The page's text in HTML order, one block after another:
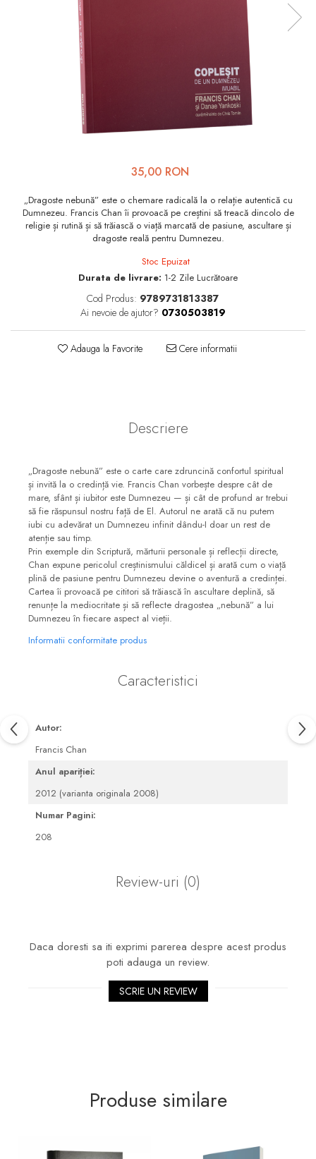
Viața de Familie
Prietenie, Logodnă și
Cărți de Colorat
Adolescenți și Tineri
Păstorirea Bisericii
Conducerea și Păstorirea
Lucrarea cu Copiii și Tinerii
Devoționale/Meditații
Finanțe
Romane, Nuvele și Povestiri
Biografii
Reviste
Poezii
35,00 RON
„Dragoste nebună” este o chemare radicală la o relație autentică cu
Dumnezeu. Francis Chan îi provoacă pe creștini să treacă dincolo de
religie și rutină și să trăiască o viață marcată de pasiune, ascultare și
dragoste reală pentru Dumnezeu.
Stoc Epuizat
Durata de livrare: 1-2 Zile Lucrătoare
Cod Produs: 9789731813387
Ai nevoie de ajutor? 0730503819
Adauga la Favorite Cere informatii
Descriere
„Dragoste nebună” este o carte care zdruncină confortul spiritual
și invită la o credință vie. Francis Chan vorbește despre cât de
mare, sfânt și iubitor este Dumnezeu — și cât de profund ar trebui
să fie răspunsul nostru față de El. Autorul ne arată că nu putem
iubi cu adevărat un Dumnezeu infinit dându-I doar un rest de
atenție sau timp.
Prin exemple din Scriptură, mărturii personale și reflecții directe,
Chan expune pericolul creștinismului căldicel și arată cum o viață
plină de pasiune pentru Dumnezeu devine o aventură a credinței.
Cartea îi provoacă pe cititori să trăiască în ascultare deplină, să
renunțe la mediocritate și să reflecte dragostea „nebună” a lui
Dumnezeu în fiecare aspect al vieții.
Informatii conformitate produs
Caracteristici
Autor:
Francis Chan
Anul apariției:
2012 (varianta originala 2008)
Numar Pagini:
208
Review-uri (0)
Daca doresti sa iti exprimi parerea despre acest produs
poti adauga un review.
SCRIE UN REVIEW
Produse similare